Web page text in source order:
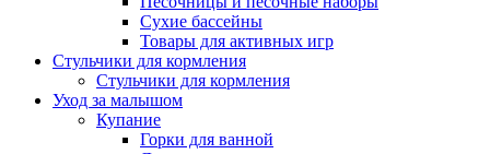
Сухие бассейны
Товары для активных игр
Стульчики для кормления
Стульчики для кормления
Уход за малышом
Купание
Горки для ванной